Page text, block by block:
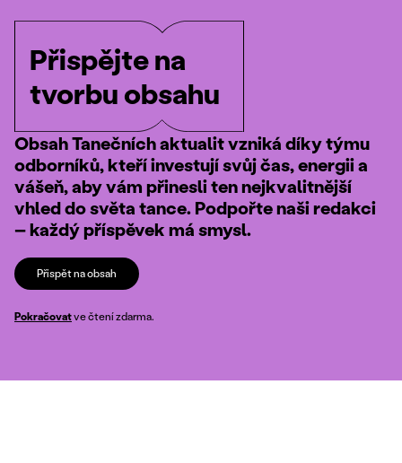
Přispějte na
tvorbu obsahu
Obsah Tanečních aktualit vzniká díky týmu
odborníků, kteří investují svůj čas, energii a
vášeň, aby vám přinesli ten nejkvalitnější
vhled do světa tance. Podpořte naši redakci
– každý příspěvek má smysl.
Přispět na obsah
Pokračovatve čtení zdarma.